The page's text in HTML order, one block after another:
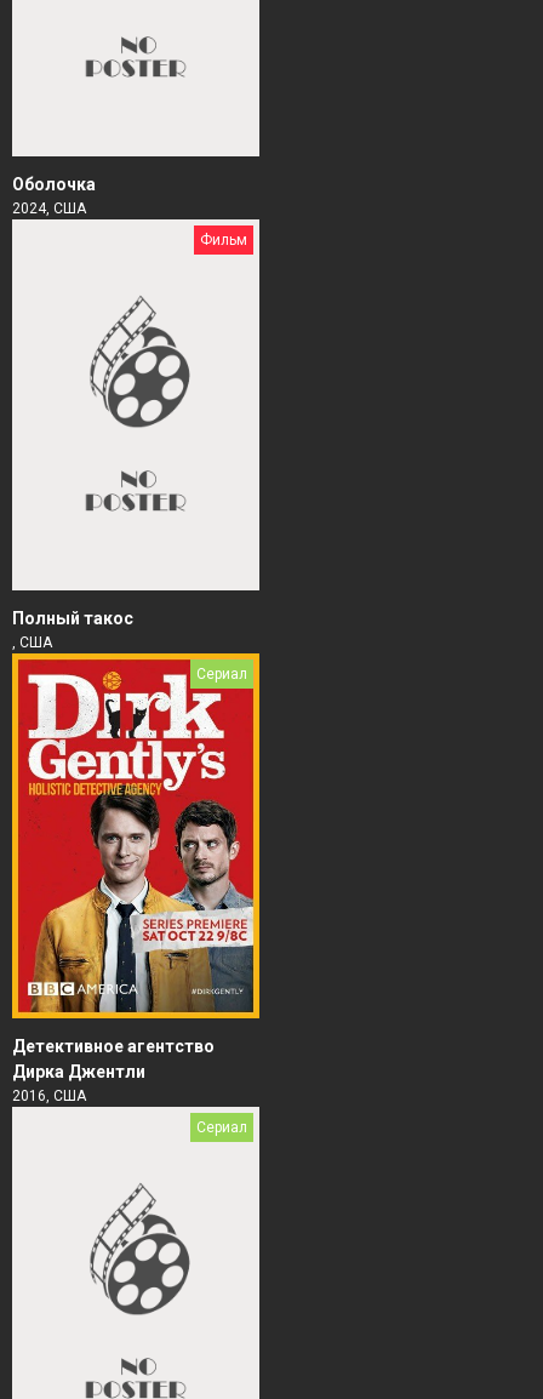
Оболочка
2024, США
Фильм
Полный такос
, США
Сериал
Детективное агентство
Дирка Джентли
2016, США
Сериал